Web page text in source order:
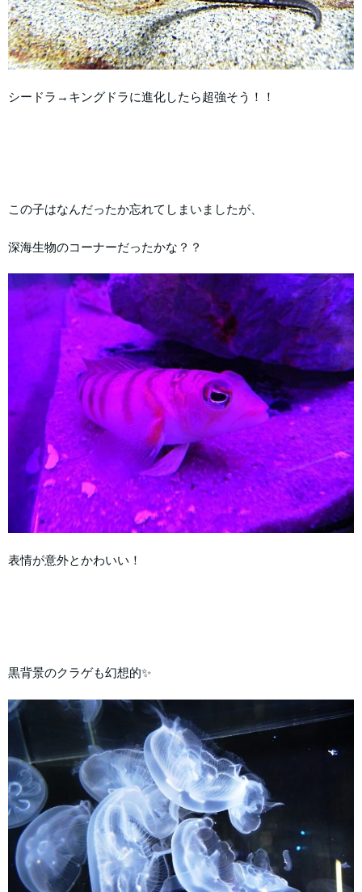
シードラ→キングドラに進化したら超強そう！！
この子はなんだったか忘れてしまいましたが、
深海生物のコーナーだったかな？？
表情が意外とかわいい！
黒背景のクラゲも幻想的✨